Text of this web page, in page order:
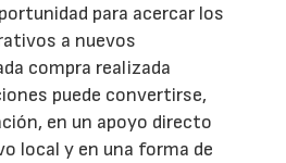
para acercar los
a nuevos
compra realizada
puede convertirse,
en un apoyo directo
local y en una forma de